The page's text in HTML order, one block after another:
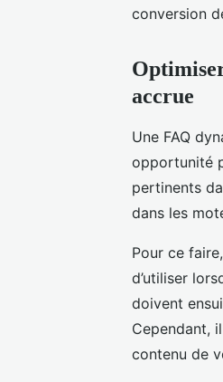
conversion
accrue
Une FAQ
opportunité
pertinents
dans les
Pour ce
d’utiliser
doivent
Cependant,
contenu de